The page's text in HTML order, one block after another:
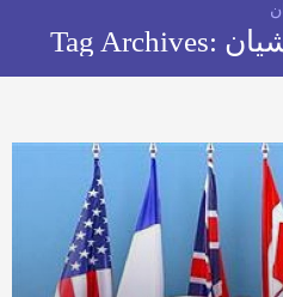
Tag Archives: